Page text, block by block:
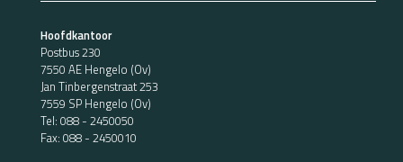
Hoofdkantoor
Postbus 230
7550 AE Hengelo (Ov)
Jan Tinbergenstraat 253
7559 SP Hengelo (Ov)
Tel: 088 - 2450050
Fax: 088 - 2450010